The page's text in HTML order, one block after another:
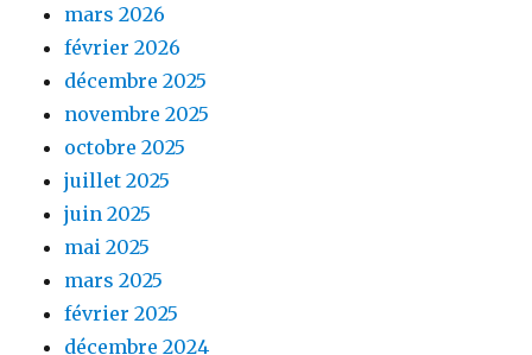
mars 2026
février 2026
décembre 2025
novembre 2025
octobre 2025
juillet 2025
juin 2025
mai 2025
mars 2025
février 2025
décembre 2024